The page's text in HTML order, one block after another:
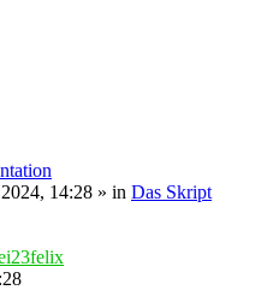
14:28 » in Das Skript